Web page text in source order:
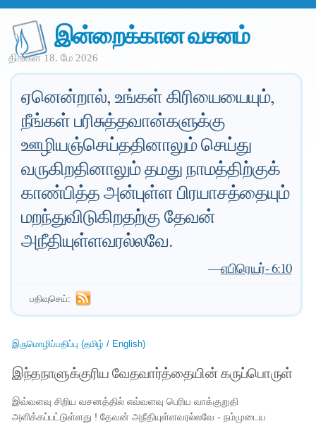
இன்றைக்கான வசனம்
திங்கள் 18. மே 2026
ஏனென்றால், உங்கள் கிரியையையும்,
நீங்கள் பரிசுத்தவான்களுக்கு
ஊழியஞ்செய்ததினாலும் செய்து
வருகிறதினாலும் தமது நாமத்திற்குக்
காண்பித்த அன்புள்ள பிரயாசத்தையும்
மறந்துவிடுகிறதற்கு தேவன்
அநீதியுள்ளவரல்லவே.
—எபிரெயர்- 6:10
பதிவுசெய்:
இருமொழிப்பதிப்பு (தமிழ் / English)
இந்தநாளுக்குரிய வேதவார்த்தையின் கருப்பொருள்
இவ்வளவு சிறிய வசனத்தில் எவ்வளவு பெரிய வாக்குறுதி
அளிக்கப்பட்டுள்ளது ! தேவன் அநீதியுள்ளவரல்லவே - நம்முடைய